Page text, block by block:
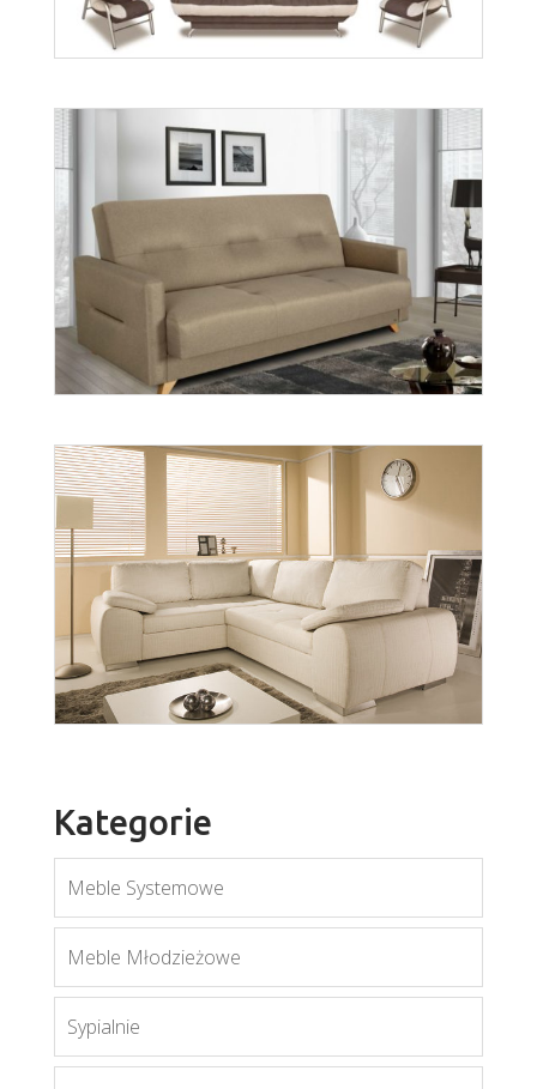
Więcej
wer. Mario
Więcej
Kategorie
Meble Systemowe
Meble Młodzieżowe
Sypialnie